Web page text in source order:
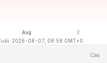
2026-08-07, 08:58 GMT+0
Cao